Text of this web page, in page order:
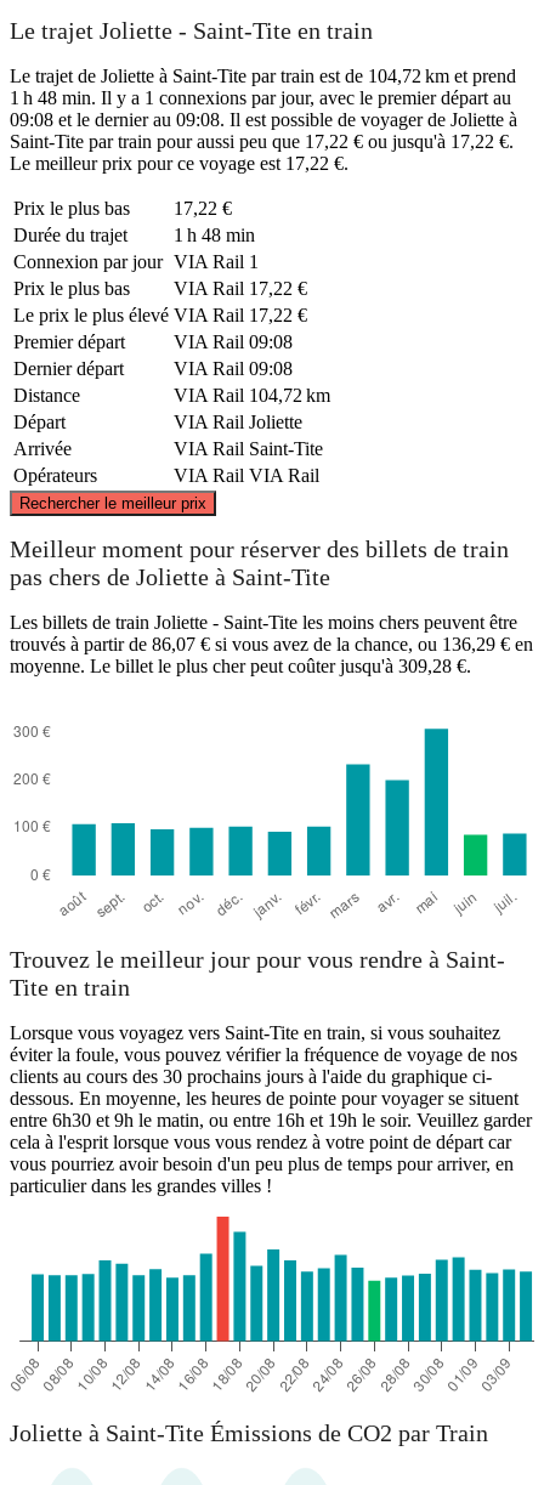
Le trajet Joliette - Saint-Tite en train
Le trajet de Joliette à Saint-Tite par train est de 104,72 km et prend
1 h 48 min. Il y a 1 connexions par jour, avec le premier départ au
09:08 et le dernier au 09:08. Il est possible de voyager de Joliette à
Saint-Tite par train pour aussi peu que 17,22 € ou jusqu'à 17,22 €.
Le meilleur prix pour ce voyage est 17,22 €.
Prix ​​le plus bas
17,22 €
Durée du trajet
1 h 48 min
Connexion par jour VIA Rail 1
Prix ​​le plus bas
VIA Rail 17,22 €
Le prix le plus élevé VIA Rail 17,22 €
Premier départ
VIA Rail 09:08
Dernier départ
VIA Rail 09:08
Distance
VIA Rail 104,72 km
Départ
VIA Rail Joliette
Arrivée
VIA Rail Saint-Tite
Opérateurs
VIA Rail VIA Rail
Rechercher le meilleur prix
©CARTO
Meilleur moment pour réserver des billets de train
pas chers de Joliette à Saint-Tite
Les billets de train Joliette - Saint-Tite les moins chers peuvent être
trouvés à partir de 86,07 € si vous avez de la chance, ou 136,29 € en
moyenne. Le billet le plus cher peut coûter jusqu'à 309,28 €.
Trouvez le meilleur jour pour vous rendre à Saint-
Tite en train
Lorsque vous voyagez vers Saint-Tite en train, si vous souhaitez
éviter la foule, vous pouvez vérifier la fréquence de voyage de nos
clients au cours des 30 prochains jours à l'aide du graphique ci-
dessous. En moyenne, les heures de pointe pour voyager se situent
entre 6h30 et 9h le matin, ou entre 16h et 19h le soir. Veuillez garder
cela à l'esprit lorsque vous vous rendez à votre point de départ car
vous pourriez avoir besoin d'un peu plus de temps pour arriver, en
particulier dans les grandes villes !
Joliette à Saint-Tite Émissions de CO2 par Train